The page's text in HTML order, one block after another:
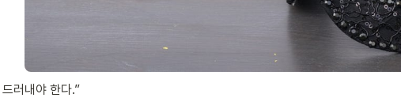
러내야 한다.”